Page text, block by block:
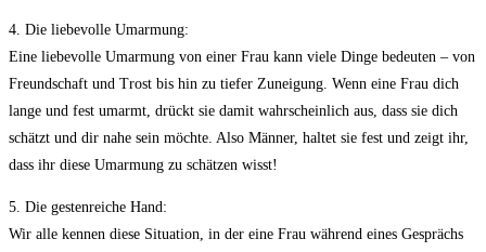
4. Die liebevolle Umarmung:
Eine liebevolle Umarmung von einer Frau kann viele Dinge bedeuten – von
Freundschaft und Trost bis hin zu tiefer Zuneigung. Wenn eine Frau dich
lange und fest umarmt, drückt sie damit wahrscheinlich aus, dass sie dich
schätzt und dir nahe sein möchte. Also Männer, haltet sie fest und zeigt ihr,
dass ihr diese Umarmung zu schätzen wisst!
5. Die gestenreiche Hand:
Wir alle kennen diese Situation, in der eine Frau während eines Gesprächs